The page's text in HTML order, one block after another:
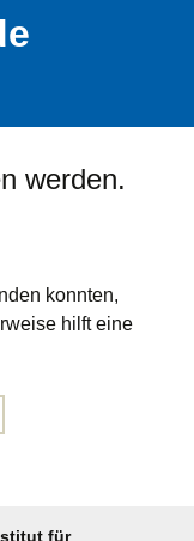
werden.
konnten,
hilft eine
für